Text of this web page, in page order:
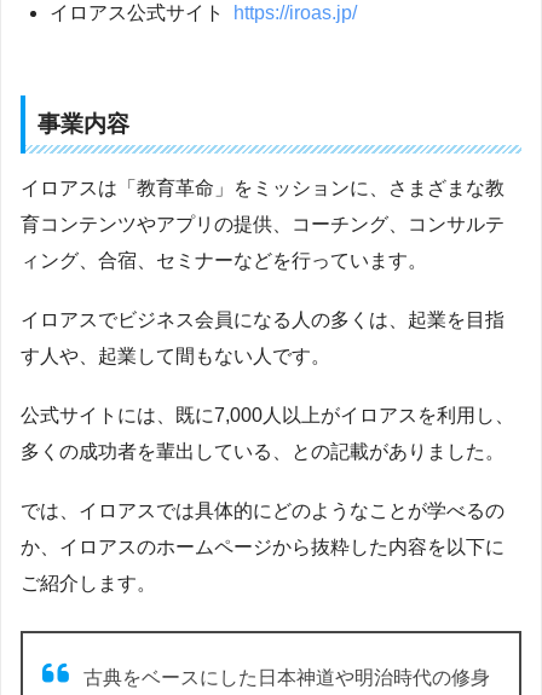
イロアス公式サイト https://iroas.jp/
事業内容
イロアスは「教育革命」をミッションに、さまざまな教
育コンテンツやアプリの提供、コーチング、コンサルテ
ィング、合宿、セミナーなどを行っています。
イロアスでビジネス会員になる人の多くは、起業を目指
す人や、起業して間もない人です。
公式サイトには、既に7,000人以上がイロアスを利用し、
多くの成功者を輩出している、との記載がありました。
では、イロアスでは具体的にどのようなことが学べるの
か、イロアスのホームページから抜粋した内容を以下に
ご紹介します。
古典をベースにした日本神道や明治時代の修身